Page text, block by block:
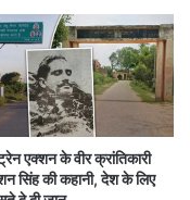
एक्शन के वीर क्रांतिकारी
सिंह की कहानी, देश के लिए